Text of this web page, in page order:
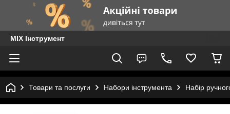
MIX Інструмент
Товари та послуги Набори інструмента Набір